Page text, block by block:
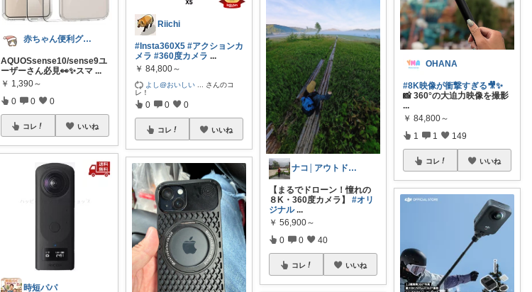
赤ちゃん便利グッズ♡
AQUOSsense10/sense9ユ
ーザーさん必見👀✨スマ ...
￥ 1,390～
0 0 0
コレ いいね
時短パパ
Riichi
#Insta360X5 #アクションカ
メラ #360度カメラ ...
￥ 84,800～
よし@おいしい
さんのコ
レ！
0 0 0
コレ いいね
ナコ│アウトドア＆登山好き会社員⛰️
【まるでドローン！憧れの
８K・360度カメラ】#オリ
ジナル ...
￥ 56,900～
0 0 40
コレ いいね
OHANA
#8K映像が衝撃すぎる🎥✨
📸 360°の大迫力映像を撮影
...
￥ 84,800～
1 1 149
コレ いいね